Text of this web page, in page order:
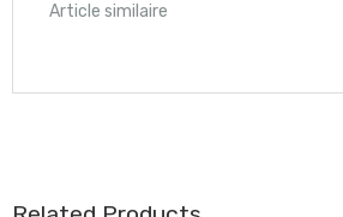
Article similaire